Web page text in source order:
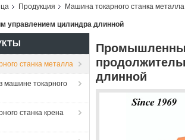
Продукция Машина токарного станка металла
управлением цилиндра длинной
станка металла
машине токарного
станка крена
длинной